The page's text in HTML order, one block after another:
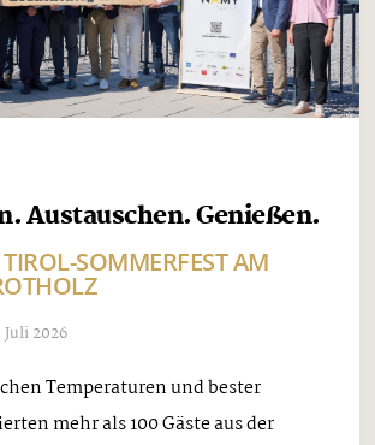
Austauschen. Genießen.
SOMMERFEST AM
2026
Temperaturen und bester
mehr als 100 Gäste aus der